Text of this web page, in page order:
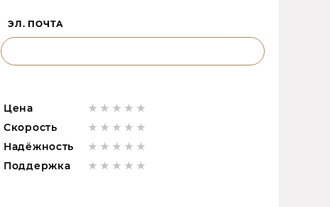
ЭЛ. ПОЧТА
Цена
Скорость
Надёжность
Поддержка